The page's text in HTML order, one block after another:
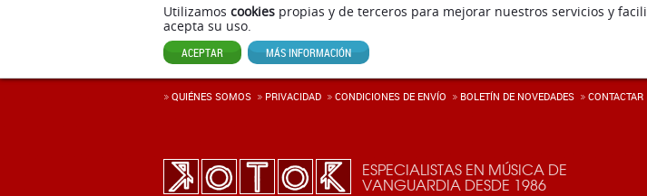
Utilizamos cookies propias y de terceros para mejorar nuestros servicios y
acepta su uso.
ACEPTAR MÁS INFORMACIÓN
ESPECIALISTAS EN MÚSICA DE
VANGUARDIA DESDE 1986
QUIÉNES SOMOS PRIVACIDAD CONDICIONES DE ENVÍ­O BOLETÍN DE NOVEDADES CONTACTAR